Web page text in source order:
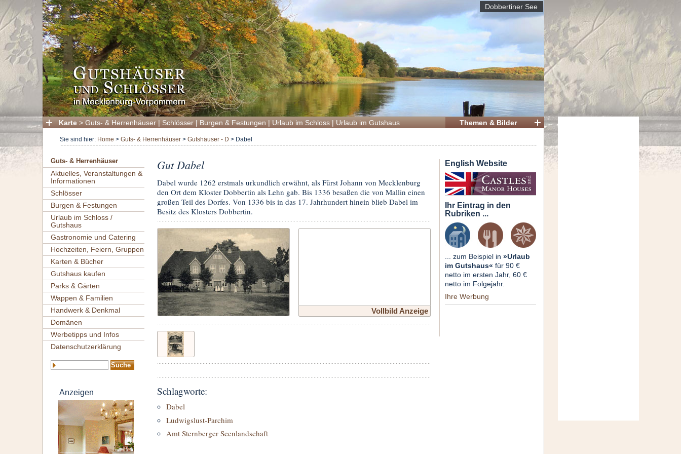
Dobbertiner See
Themen & Bilder
Karte> Guts- & Herrenhäuser| Schlösser| Burgen & Festungen | Urlaub im Schloss| Urlaub im Gutshaus
Sie sind hier: Home > Guts- & Herrenhäuser> Gutshäuser - D > Dabel
Guts- & Herrenhäuser
Aktuelles, Veranstaltungen &
Informationen
Schlösser
Burgen & Festungen
Urlaub im Schloss /
Gutshaus
Gastronomie und Catering
Hochzeiten, Feiern, Gruppen
Karten & Bücher
Gutshaus kaufen
Parks & Gärten
Wappen & Familien
Handwerk & Denkmal
Domänen
Werbetipps und Infos
Datenschutzerklärung
Anzeigen
English Website
Ihr Eintrag in den
Rubriken ...
... zum Beispiel in »Urlaub
im Gutshaus« für 90 €
netto im ersten Jahr, 60 €
netto im Folgejahr.
Ihre Werbung
Gut Dabel
Dabel wurde 1262 erstmals urkundlich erwähnt, als Fürst Johann von Mecklenburg
den Ort dem Kloster Dobbertin als Lehn gab. Bis 1336 besaßen die von Mallin einen
großen Teil des Dorfes. Von 1336 bis in das 17. Jahrhundert hinein blieb Dabel im
Besitz des Klosters Dobbertin.
Vollbild Anzeige
Schlagworte:
Dabel
Ludwigslust-Parchim
Amt Sternberger Seenlandschaft